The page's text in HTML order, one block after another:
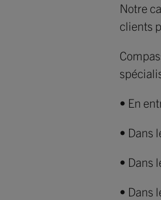
Notre
clients
• En
• Dans
• Dans
• Dans